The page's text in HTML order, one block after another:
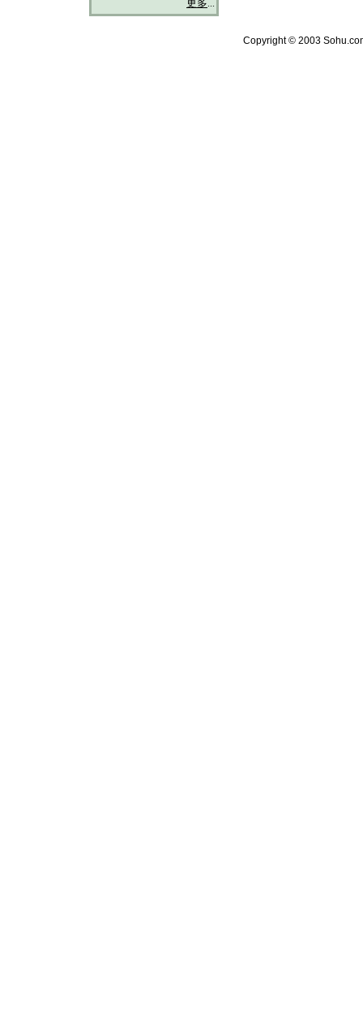
更多...
Copyright © 2003